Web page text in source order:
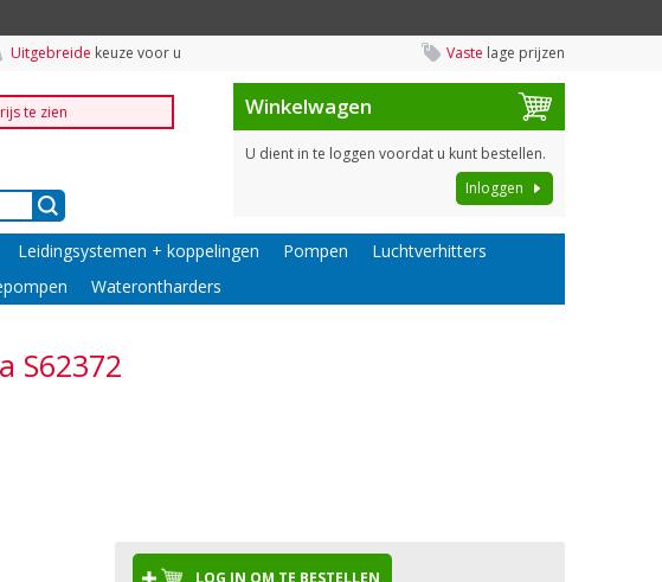
Uitgebreide keuze voor u Vaste lage prijzen
te zien Winkelwagen
U dient in te loggen voordat u kunt bestellen.
Inloggen
Leidingsystemen + koppelingen Pompen
Luchtverhitters
Waterontharders
S62372
LOG IN OM TE BESTELLEN